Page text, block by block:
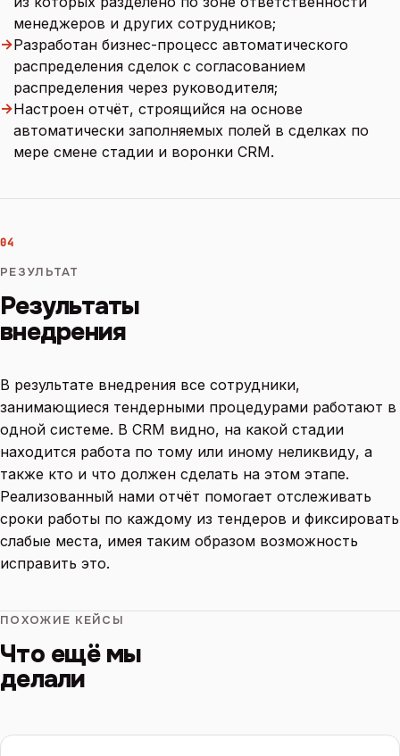
менеджеров и других сотрудников;
→Разработан бизнес-процесс автоматического
распределения сделок с согласованием
распределения через руководителя;
→Настроен отчёт, строящийся на основе
автоматически заполняемых полей в сделках по
мере смене стадии и воронки CRM.
04
РЕЗУЛЬТАТ
Результаты
внедрения
В результате внедрения все сотрудники,
занимающиеся тендерными процедурами работают в
одной системе. В CRM видно, на какой стадии
находится работа по тому или иному неликвиду, а
также кто и что должен сделать на этом этапе.
Реализованный нами отчёт помогает отслеживать
сроки работы по каждому из тендеров и фиксировать
слабые места, имея таким образом возможность
исправить это.
ПОХОЖИЕ КЕЙСЫ
Что ещё мы
делали